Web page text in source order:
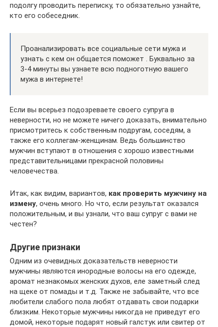
подолгу проводить переписку, то обязательно узнайте,
кто его собеседник.
Проанализировать все социальные сети мужа и
узнать с кем он общается поможет . Буквально за
3-4 минуты вы узнаете всю подноготную вашего
мужа в интернете!
Если вы всерьез подозреваете своего супруга в
неверности, но не можете ничего доказать, внимательно
присмотритесь к собственным подругам, соседям, а
также его коллегам-женщинам. Ведь большинство
мужчин вступают в отношения с хорошо известными
представительницами прекрасной половины
человечества.
Итак, как видим, вариантов, как проверить мужчину на
измену, очень много. Но что, если результат оказался
положительным, и вы узнали, что ваш супруг с вами не
честен?
Другие признаки
Одним из очевидных доказательств неверности
мужчины являются инородные волосы на его одежде,
аромат незнакомых женских духов, еле заметный след
на щеке от помады и т.д. Также не забывайте, что все
любители слабого пола любят отдавать свои подарки
близким. Некоторые мужчины никогда не приведут его
домой, некоторые подарят новый галстук или свитер от